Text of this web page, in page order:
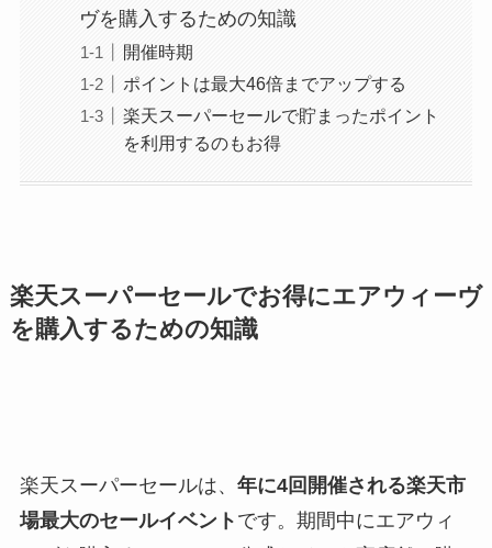
ヴを購入するための知識
開催時期
ポイントは最大46倍までアップする
楽天スーパーセールで貯まったポイント
を利用するのもお得
楽天スーパーセールでお得にエアウィーヴ
を購入するための知識
楽天スーパーセールは、 年に4回開催される楽天市
場最大のセールイベント です。期間中にエアウィ